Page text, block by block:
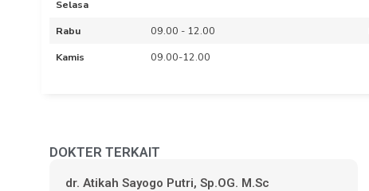
Selasa
Rabu
09.00 - 12.00
Kamis
09.00-12.00
DOKTER TERKAIT
dr. Atikah Sayogo Putri, Sp.OG. M.Sc